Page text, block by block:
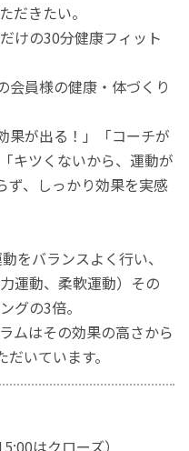
だきたい。
けの30分健康フィット
会員様の健康・体づくり
果が出る！」「コーチが
キツくないから、運動が
ず、しっかり効果を実感
をバランスよく行い、
運動、柔軟運動）その
グの3倍。
ムはその効果の高さから
いています。
はクローズ）